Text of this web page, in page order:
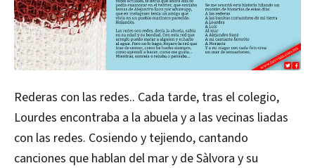
Rederas con las redes.. Cada tarde, tras el colegio,
Lourdes encontraba a la abuela y a las vecinas liadas
con las redes. Cosiendo y tejiendo, cantando
canciones que hablan del mar y de Sàlvora y su